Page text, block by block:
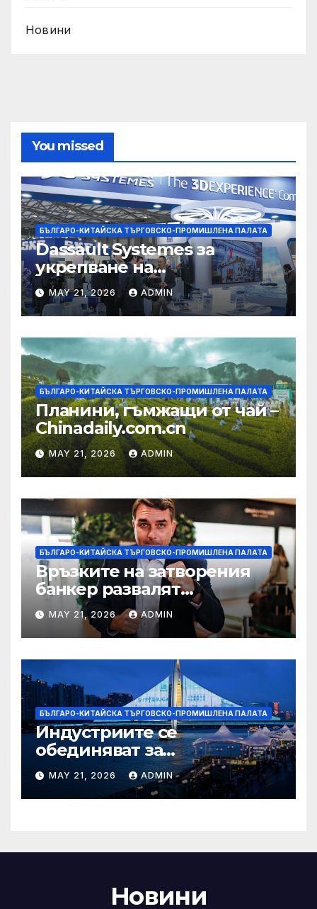
Новини
You missed
БЪЛГАРО-КИТАЙСКА ТЪРГОВСКО-ПРОМИШЛЕНА ПАЛАТА
Dassault Systemes за
укрепване на
изграждането на AI
екосистема в Китай
MAY 21, 2026 ADMIN
БЪЛГАРО-КИТАЙСКА ТЪРГОВСКО-ПРОМИШЛЕНА ПАЛАТА
Планини, гъмжащи от чай –
Chinadaily.com.cn
MAY 21, 2026 ADMIN
БЪЛГАРО-КИТАЙСКА ТЪРГОВСКО-ПРОМИШЛЕНА ПАЛАТА
Връзките на затворения
банкер развалят
надеждите на Флавио
Болсонаро за президент на
Бразилия
MAY 21, 2026 ADMIN
БЪЛГАРО-КИТАЙСКА ТЪРГОВСКО-ПРОМИШЛЕНА ПАЛАТА
Индустриите се
обединяват за
висококачествен растеж на
културния и
туристическия сектор
MAY 21, 2026 ADMIN
Новини